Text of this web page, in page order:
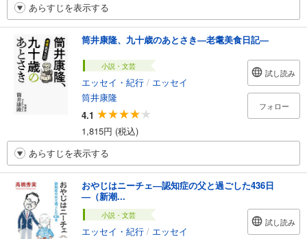
あらすじを表示する
筒井康隆、九十歳のあとさき―老耄美食日記―
小説・文芸
エッセイ・紀行 / エッセイ
筒井康隆
4.1
1,815円 (税込)
試し読み
フォロー
あらすじを表示する
おやじはニーチェ―認知症の父と過ごした436日
―（新潮...
小説・文芸
エッセイ・紀行 / エッセイ
試し読み